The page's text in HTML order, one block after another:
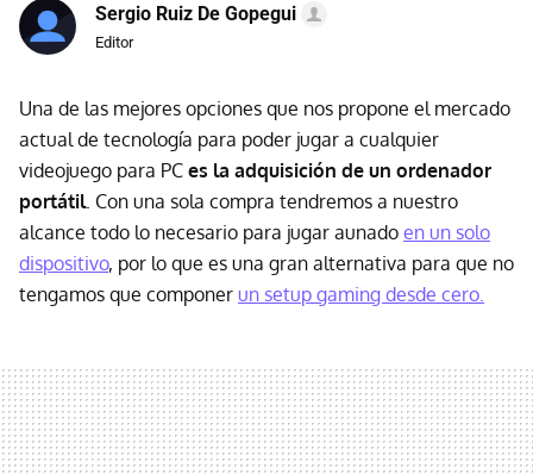
Sergio Ruiz De Gopegui
Editor
Una de las mejores opciones que nos propone el mercado
actual de tecnología para poder jugar a cualquier
videojuego para PC es la adquisición de un ordenador
portátil. Con una sola compra tendremos a nuestro
alcance todo lo necesario para jugar aunado en un solo
dispositivo, por lo que es una gran alternativa para que no
tengamos que componer un setup gaming desde cero.